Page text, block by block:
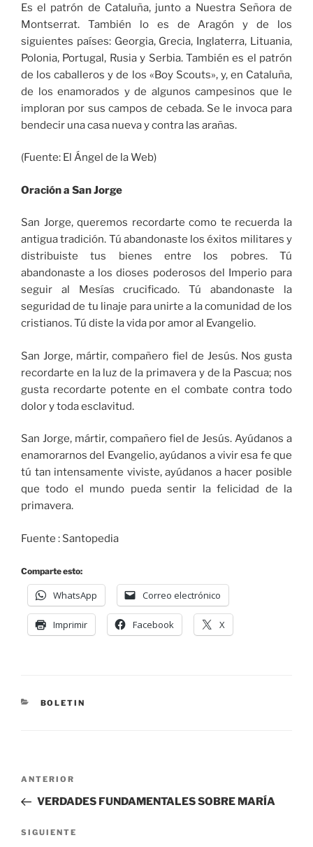
Es el patrón de Cataluña, junto a Nuestra Señora de
Montserrat. También lo es de Aragón y de los
siguientes países: Georgia, Grecia, Inglaterra, Lituania,
Polonia, Portugal, Rusia y Serbia. También es el patrón
de los caballeros y de los «Boy Scouts», y, en Cataluña,
de los enamorados y de algunos campesinos que le
imploran por sus campos de cebada. Se le invoca para
bendecir una casa nueva y contra las arañas.
(Fuente: El Ángel de la Web)
Oración a San Jorge
San Jorge, queremos recordarte como te recuerda la
antigua tradición. Tú abandonaste los éxitos militares y
distribuiste tus bienes entre los pobres. Tú
abandonaste a los dioses poderosos del Imperio para
seguir al Mesías crucificado. Tú abandonaste la
seguridad de tu linaje para unirte a la comunidad de los
cristianos. Tú diste la vida por amor al Evangelio.
San Jorge, mártir, compañero fiel de Jesús. Nos gusta
recordarte en la luz de la primavera y de la Pascua; nos
gusta recordarte potente en el combate contra todo
dolor y toda esclavitud.
San Jorge, mártir, compañero fiel de Jesús. Ayúdanos a
enamorarnos del Evangelio, ayúdanos a vivir esa fe que
tú tan intensamente viviste, ayúdanos a hacer posible
que todo el mundo pueda sentir la felicidad de la
primavera.
Fuente : Santopedia
Comparte esto:
WhatsApp Correo electrónico
Imprimir Facebook X
BOLETIN
ANTERIOR
VERDADES FUNDAMENTALES SOBRE MARÍA
SIGUIENTE